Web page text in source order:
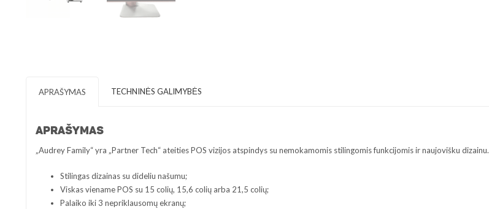
APRAŠYMAS TECHNINĖS GALIMYBĖS
APRAŠYMAS
„Audrey Family“ yra „Partner Tech“ ateities POS vizijos atspindys su nemokamomis stilingomis funkcijomis ir naujovišku dizainu.
Stilingas dizainas su dideliu našumu;
Viskas viename POS su 15 colių, 15,6 colių arba 21,5 colių;
Palaiko iki 3 nepriklausomų ekranų;